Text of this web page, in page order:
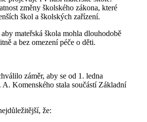
změny školského zákona, které
škol a školských zařízení.
mateřská škola mohla dlouhodobě
a bez omezení péče o děti.
záměr, aby se od 1. ledna
A. Komenského stala součástí Základní
že: